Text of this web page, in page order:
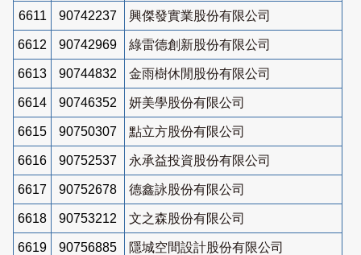
6611 90742237 興傑發實業股份有限公司
6612 90742969 綠雷德創新股份有限公司
6613 90744832 金雨樹休閒股份有限公司
6614 90746352 妍美學股份有限公司
6615 90750307 點立方股份有限公司
6616 90752537 永承益投資股份有限公司
6617 90752678 德鑫詠股份有限公司
6618 90753212 文之森股份有限公司
6619 90756885 隱城空間設計股份有限公司